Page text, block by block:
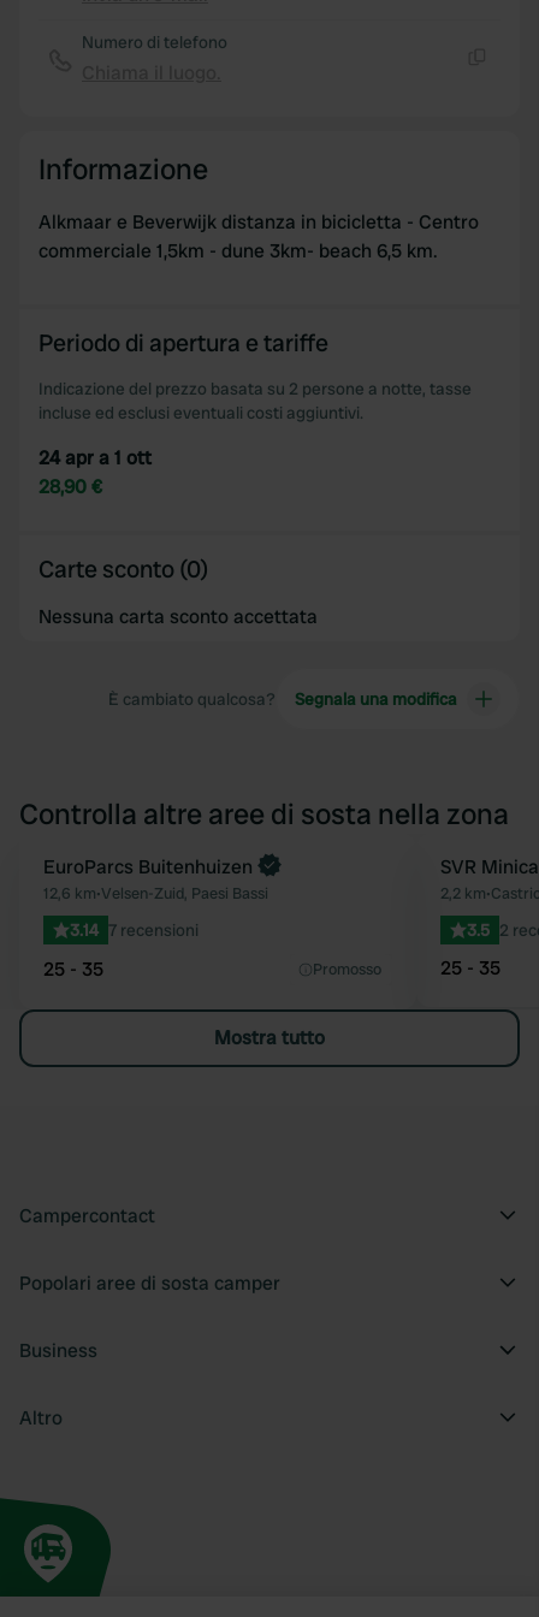
Numero di telefono
Informazione
Alkmaar e Beverwijk distanza in bicicletta - Centro
commerciale 1,5km - dune 3km- beach 6,5 km.
Periodo di apertura e tariffe
Indicazione del prezzo basata su 2 persone a notte, tasse
incluse ed esclusi eventuali costi aggiuntivi.
24 apr a 1 ott
28,90 €
Carte sconto (0)
Nessuna carta sconto accettata
È cambiato qualcosa? Segnala una modifica
Controlla altre aree di sosta nella zona
Preferito
Prenota ora
EuroParcs Buitenhuizen
12,6 km•Velsen-Zuid, Paesi Bassi
3.14 7 recensioni
25 - 35 Promosso
SVR
2,2 km•
3.5 2
25 - 35
Mostra tutto
Campercontact
Popolari aree di sosta camper
Business
Altro